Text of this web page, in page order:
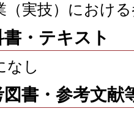
（実技）におけ
・テキスト
なし
図書・参考文献